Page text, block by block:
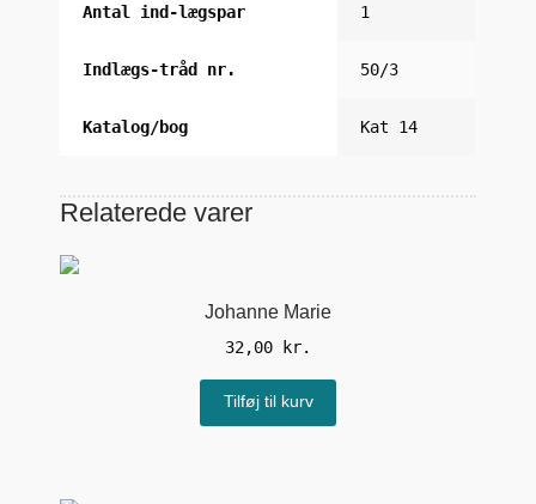
Antal ind-lægspar 1
Indlægs-tråd nr. 50/3
Katalog/bog Kat 14
Relaterede varer
Johanne Marie
32,00 kr.
Tilføj til kurv